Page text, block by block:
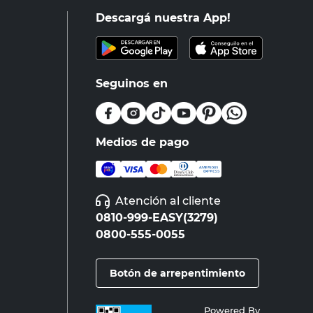
Descargá nuestra App!
Seguinos en
Medios de pago
Atención al cliente
0810-999-EASY(3279)
0800-555-0055
Botón de arrepentimiento
Powered By